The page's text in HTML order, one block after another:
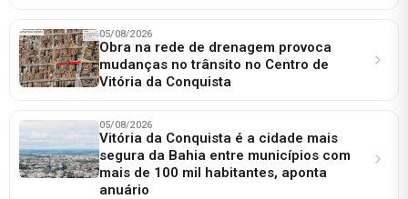
05/08/2026
Obra na rede de drenagem provoca
mudanças no trânsito no Centro de
Vitória da Conquista
05/08/2026
Vitória da Conquista é a cidade mais
segura da Bahia entre municípios com
mais de 100 mil habitantes, aponta
anuário